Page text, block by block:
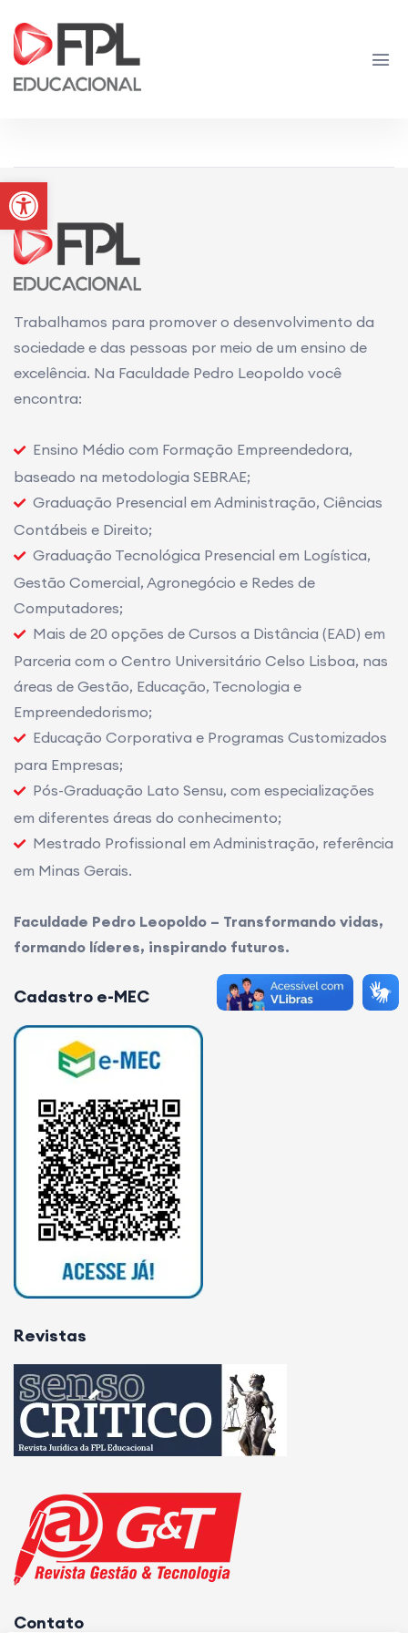
Abrir a barra de ferramentas
Sem Dados Disponíveis
Trabalhamos para promover o desenvolvimento da
sociedade e das pessoas por meio de um ensino de
excelência. Na Faculdade Pedro Leopoldo você
encontra:
Ensino Médio com Formação Empreendedora,
baseado na metodologia SEBRAE;
Graduação Presencial em Administração, Ciências
Contábeis e Direito;
Graduação Tecnológica Presencial em Logística,
Gestão Comercial, Agronegócio e Redes de
Computadores;
Mais de 20 opções de Cursos a Distância (EAD) em
Parceria com o Centro Universitário Celso Lisboa, nas
áreas de Gestão, Educação, Tecnologia e
Empreendedorismo;
Educação Corporativa e Programas Customizados
para Empresas;
Pós-Graduação Lato Sensu, com especializações
em diferentes áreas do conhecimento;
Mestrado Profissional em Administração, referência
em Minas Gerais.
Faculdade Pedro Leopoldo – Transformando vidas,
formando líderes, inspirando futuros.
Cadastro e-MEC
Revistas
Contato